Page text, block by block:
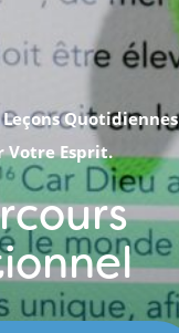
Quotidiennes
Votre Esprit.